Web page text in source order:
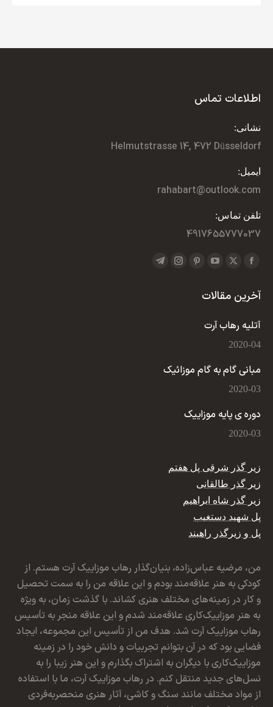
اطلاعات تماس
نشانی:
Helmutstrasse 14, 472 Düsseldorf
ایمیل:
rahabart@outlook.com
تلفن تماس:
4917655777037
Find us on:
Facebook
opens
new
window
X
opens
new
window
YouTube
opens
new
Pinterest
Instagram
Telegram
آخرین مقالات
آتلیه رهاب آرت
2020-04
مبانی گام به گام موزائیک
2020-03
دوره ی پایه موزاییک
2020-03
زیر گذر شرقی پل هفتم
زیر گذر طالقانی
زیر گذر شاه ابراهیم
پل شهید دستغیب
پل و زیرگذر راهبند
من، مرضیه عباس‌زاده، بنیان‌گذار رهاب موزاییک آرت هستم. از
کودکی به هنر علاقه‌مند بودم و این علاقه من را به سمت تحصیل
و کار در زمینه‌های مختلف هنری کشاند. با گذشت زمان، به ویژه
به هنر موزاییک‌کاری علاقه‌مند شدم و این علاقه منجر به تأسیس
رهاب موزاییک آرت شد. هدف من از تأسیس این مجموعه، ایجاد
فضایی بود که در آن بتوانم تجربیات و دانش خود را در زمینه
موزاییک‌کاری با دیگران به اشتراک بگذارم و این هنر زیبا را به
نسل‌های جدید منتقل کنم. در رهاب موزاییک آرت، ما با استفاده
از مواد مختلف مانند سنگ و کاشی، آثار هنری منحصربه‌فردی